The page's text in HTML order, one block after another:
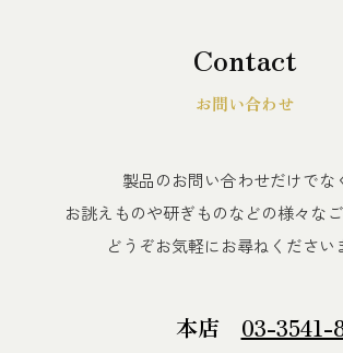
Contact
お問い合わせ
製品のお問い合わせだけでな
お誂えものや研ぎものなどの様々なご
どうぞお気軽にお尋ねください
本店
03-3541-